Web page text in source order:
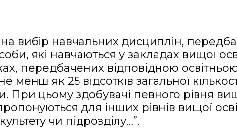
вибір навчальних дисциплін,
які навчаються у закладах вищої
передбачених відповідною
як 25 відсотків загальної
При цьому здобувачі певного рівня
для інших рівнів вищої
чи підрозділу…”.